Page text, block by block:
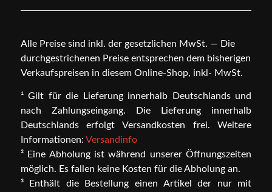
Alle Preise sind inkl. der gesetzlichen MwSt. — Die
durchgestrichenen Preise entsprechen dem bisherigen
Verkaufspreisen in diesem Online-Shop, inkl- MwSt.
¹ Gilt für die Lieferung innerhalb Deutschlands und
nach Zahlungseingang. Die Lieferung innerhalb
Deutschlands erfolgt Versandkosten frei. Weitere
Informationen: Versandinfo
² Eine Abholung ist während unserer Öffnungszeiten
möglich. Es fallen keine Kosten für die Abholung an.
³ Enthält die Bestellung einen Artikel der nur mit